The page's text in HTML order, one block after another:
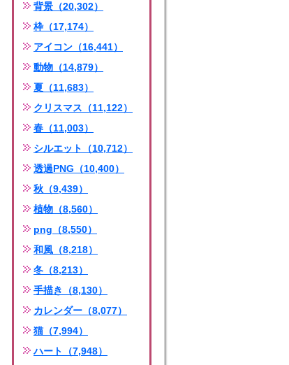
背景（20,302）
枠（17,174）
アイコン（16,441）
動物（14,879）
夏（11,683）
クリスマス（11,122）
春（11,003）
シルエット（10,712）
透過PNG（10,400）
秋（9,439）
植物（8,560）
png（8,550）
和風（8,218）
冬（8,213）
手描き（8,130）
カレンダー（8,077）
猫（7,994）
ハート（7,948）